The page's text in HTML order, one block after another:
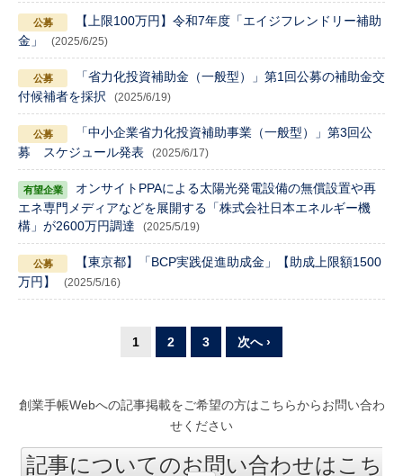
【上限100万円】令和7年度「エイジフレンドリー補助
金」
(2025/6/25)
「省力化投資補助金（一般型）」第1回公募の補助金交
付候補者を採択
(2025/6/19)
「中小企業省力化投資補助事業（一般型）」第3回公
募 スケジュール発表
(2025/6/17)
オンサイトPPAによる太陽光発電設備の無償設置や再
エネ専門メディアなどを展開する「株式会社日本エネルギー機
構」が2600万円調達
(2025/5/19)
【東京都】「BCP実践促進助成金」【助成上限額1500
万円】
(2025/5/16)
1 2 3 次へ ›
創業手帳Webへの記事掲載をご希望の方はこちらからお問い合わ
せください
記事についてのお問い合わせはこち